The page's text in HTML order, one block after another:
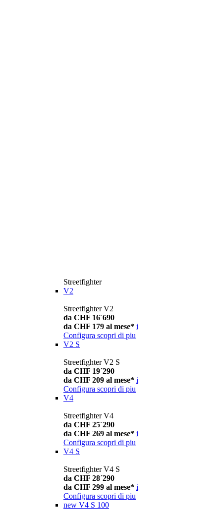
Streetfighter
V2
Streetfighter V2
da CHF 16´690
da CHF 179 al mese* i
Configura scopri di piu
V2 S
Streetfighter V2 S
da CHF 19´290
da CHF 209 al mese* i
Configura scopri di piu
V4
Streetfighter V4
da CHF 25´290
da CHF 269 al mese* i
Configura scopri di piu
V4 S
Streetfighter V4 S
da CHF 28´290
da CHF 299 al mese* i
Configura scopri di piu
new V4 S 100